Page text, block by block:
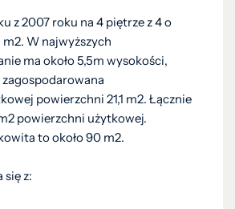
z 2007 roku na 4 piętrze z 4 o
W najwyższych
ma około 5,5m wysokości,
zagospodarowana
powierzchni 21,1 m2. Łącznie
powierzchni użytkowej.
to około 90 m2.
się z: